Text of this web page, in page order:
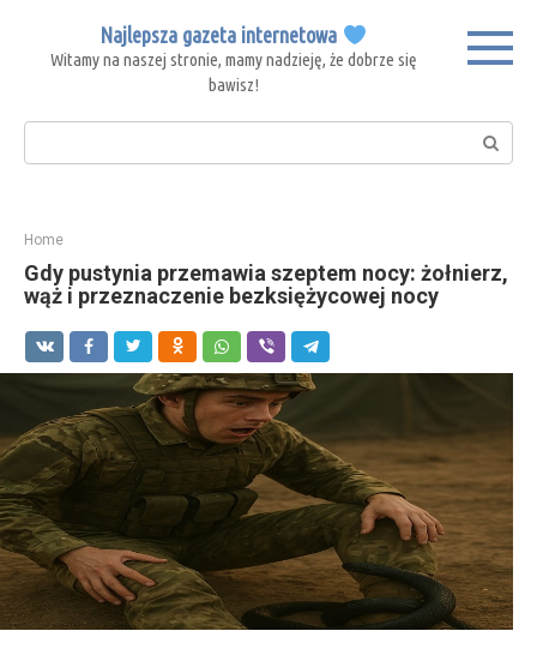
content
Najlepsza gazeta internetowa
Witamy na naszej stronie, mamy nadzieję, że dobrze się
bawisz!
Search:
Home
Gdy pustynia przemawia szeptem nocy: żołnierz,
wąż i przeznaczenie bezksiężycowej nocy